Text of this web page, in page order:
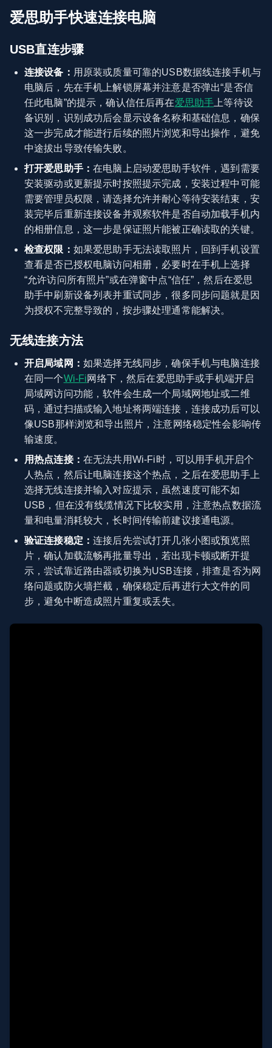
爱思助手快速连接电脑
USB直连步骤
连接设备： 用原装或质量可靠的USB数据线连接手机与
电脑后，先在手机上解锁屏幕并注意是否弹出“是否信
任此电脑”的提示，确认信任后再在爱思助手 上等待设
备识别，识别成功后会显示设备名称和基础信息，确保
这一步完成才能进行后续的照片浏览和导出操作，避免
中途拔出导致传输失败。
打开爱思助手：在电脑上启动爱思助手软件，遇到需要
安装驱动或更新提示时按照提示完成，安装过程中可能
需要管理员权限，请选择允许并耐心等待安装结束，安
装完毕后重新连接设备并观察软件是否自动加载手机内
的相册信息，这一步是保证照片能被正确读取的关键。
检查权限： 如果爱思助手无法读取照片，回到手机设置
查看是否已授权电脑访问相册，必要时在手机上选择
“允许访问所有照片”或在弹窗中点“信任”，然后在爱思
助手中刷新设备列表并重试同步，很多同步问题就是因
为授权不完整导致的，按步骤处理通常能解决。
无线连接方法
开启局域网： 如果选择无线同步，确保手机与电脑连接
在同一个Wi-Fi网络下，然后在爱思助手或手机端开启
局域网访问功能，软件会生成一个局域网地址或二维
码，通过扫描或输入地址将两端连接，连接成功后可以
像USB那样浏览和导出照片，注意网络稳定性会影响传
输速度。
用热点连接： 在无法共用Wi-Fi时，可以用手机开启个
人热点，然后让电脑连接这个热点，之后在爱思助手上
选择无线连接并输入对应提示，虽然速度可能不如
USB，但在没有线缆情况下比较实用，注意热点数据流
量和电量消耗较大，长时间传输前建议接通电源。
验证连接稳定：连接后先尝试打开几张小图或预览照
片，确认加载流畅再批量导出，若出现卡顿或断开提
示，尝试靠近路由器或切换为USB连接，排查是否为网
络问题或防火墙拦截，确保稳定后再进行大文件的同
步，避免中断造成照片重复或丢失。